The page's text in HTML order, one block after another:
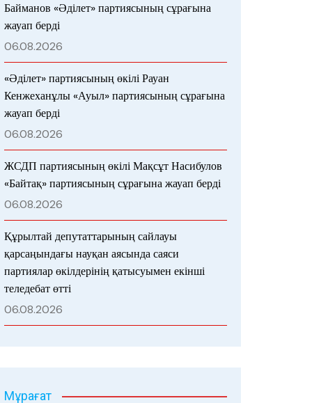
Байманов «Әділет» партиясының сұрағына
жауап берді
06.08.2026
«Әділет» партиясының өкілі Рауан
Кенжеханұлы «Ауыл» партиясының сұрағына
жауап берді
06.08.2026
ЖСДП партиясының өкілі Мақсұт Насибулов
«Байтақ» партиясының сұрағына жауап берді
06.08.2026
Құрылтай депутаттарының сайлауы
қарсаңындағы науқан аясында саяси
партиялар өкілдерінің қатысуымен екінші
теледебат өтті
06.08.2026
Мұрағат